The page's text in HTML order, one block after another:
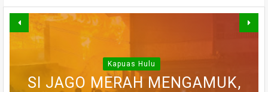
WARGA DESA SEI AJUNG YANG
Kapuas Hulu
SI JAGO MERAH MENGAMUK,